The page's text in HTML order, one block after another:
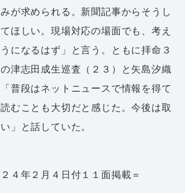
が求められる。新聞記事からそうし
ほしい。現場対応の場面でも、考え
になるはず」と言う。ともに拝命３
津志田成生巡査（２３）と矢島汐織
普段はネットニュースで情報を得て
むことも大切だと感じた。今後は取
」と話していた。
４年２月４日付１１面掲載＝